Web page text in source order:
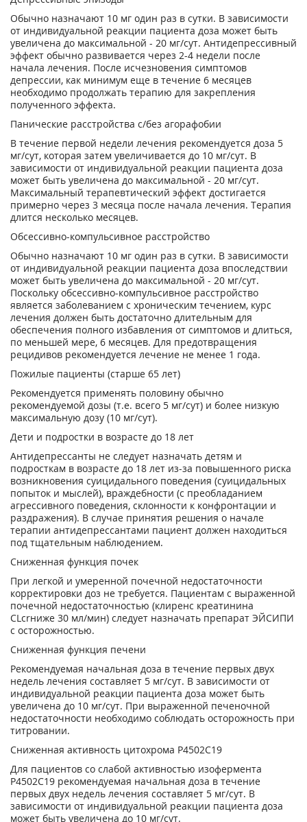
Обычно назначают 10 мг один раз в сутки. В зависимости
от индивидуальной реакции пациента доза может быть
увеличена до максимальной - 20 мг/сут. Антидепрессивный
эффект обычно развивается через 2-4 недели после
начала лечения. После исчезновения симптомов
депрессии, как минимум еще в течение 6 месяцев
необходимо продолжать терапию для закрепления
полученного эффекта.
Панические расстройства с/без агорафобии
В течение первой недели лечения рекомендуется доза 5
мг/сут, которая затем увеличивается до 10 мг/сут. В
зависимости от индивидуальной реакции пациента доза
может быть увеличена до максимальной - 20 мг/сут.
Максимальный терапевтический эффект достигается
примерно через 3 месяца после начала лечения. Терапия
длится несколько месяцев.
Обсессивно-компульсивное расстройство
Обычно назначают 10 мг один раз в сутки. В зависимости
от индивидуальной реакции пациента доза впоследствии
может быть увеличена до максимальной - 20 мг/сут.
Поскольку обсессивно-компульсивное расстройство
является заболеванием с хроническим течением, курс
лечения должен быть достаточно длительным для
обеспечения полного избавления от симптомов и длиться,
по меньшей мере, 6 месяцев. Для предотвращения
рецидивов рекомендуется лечение не менее 1 года.
Пожилые пациенты (старше 65 лет)
Рекомендуется применять половину обычно
рекомендуемой дозы (т.е. всего 5 мг/сут) и более низкую
максимальную дозу (10 мг/сут).
Дети и подростки в возрасте до 18 лет
Антидепрессанты не следует назначать детям и
подросткам в возрасте до 18 лет из-за повышенного риска
возникновения суицидального поведения (суицидальных
попыток и мыслей), враждебности (с преобладанием
агрессивного поведения, склонности к конфронтации и
раздражения). В случае принятия решения о начале
терапии антидепрессантами пациент должен находиться
под тщательным наблюдением.
Сниженная функция почек
При легкой и умеренной почечной недостаточности
корректировки доз не требуется. Пациентам с выраженной
почечной недостаточностью (клиренс креатинина
CLcrниже 30 мл/мин) следует назначать препарат ЭЙСИПИ
с осторожностью.
Сниженная функция печени
Рекомендуемая начальная доза в течение первых двух
недель лечения составляет 5 мг/сут. В зависимости от
индивидуальной реакции пациента доза может быть
увеличена до 10 мг/сут. При выраженной печеночной
недостаточности необходимо соблюдать осторожность при
титровании.
Сниженная активность цитохрома Р4502С19
Для пациентов со слабой активностью изофермента
Р4502С19 рекомендуемая начальная доза в течение
первых двух недель лечения составляет 5 мг/сут. В
зависимости от индивидуальной реакции пациента доза
может быть увеличена до 10 мг/сут.